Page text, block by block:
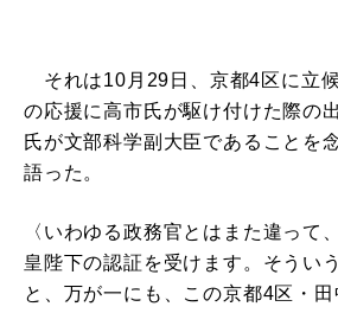
それは10月29日、京都4区に立
の応援に高市氏が駆け付けた際の
氏が文部科学副大臣であることを
語った。
〈いわゆる政務官とはまた違って
皇陛下の認証を受けます。そうい
と、万が一にも、この京都4区・